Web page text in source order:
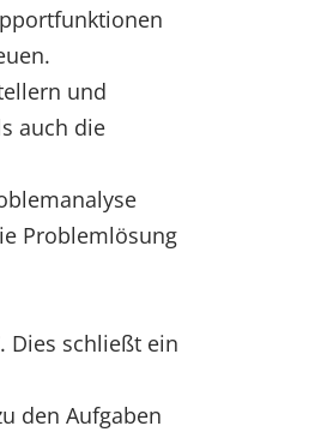
und
auch die
Problemlösung
Dies schließt ein
den Aufgaben